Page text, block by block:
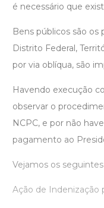
é necessário que
Bens públicos são os
Distrito Federal,
por via oblíqua, são
Havendo execução
observar o
NCPC, e por não
pagamento ao
Vejamos os
Ação de Indenização